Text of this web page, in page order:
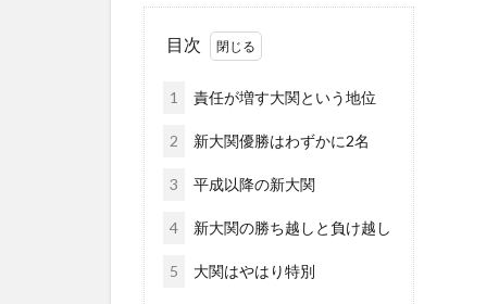
目次
1 責任が増す大関という地位
2 新大関優勝はわずかに2名
3 平成以降の新大関
4 新大関の勝ち越しと負け越し
5 大関はやはり特別